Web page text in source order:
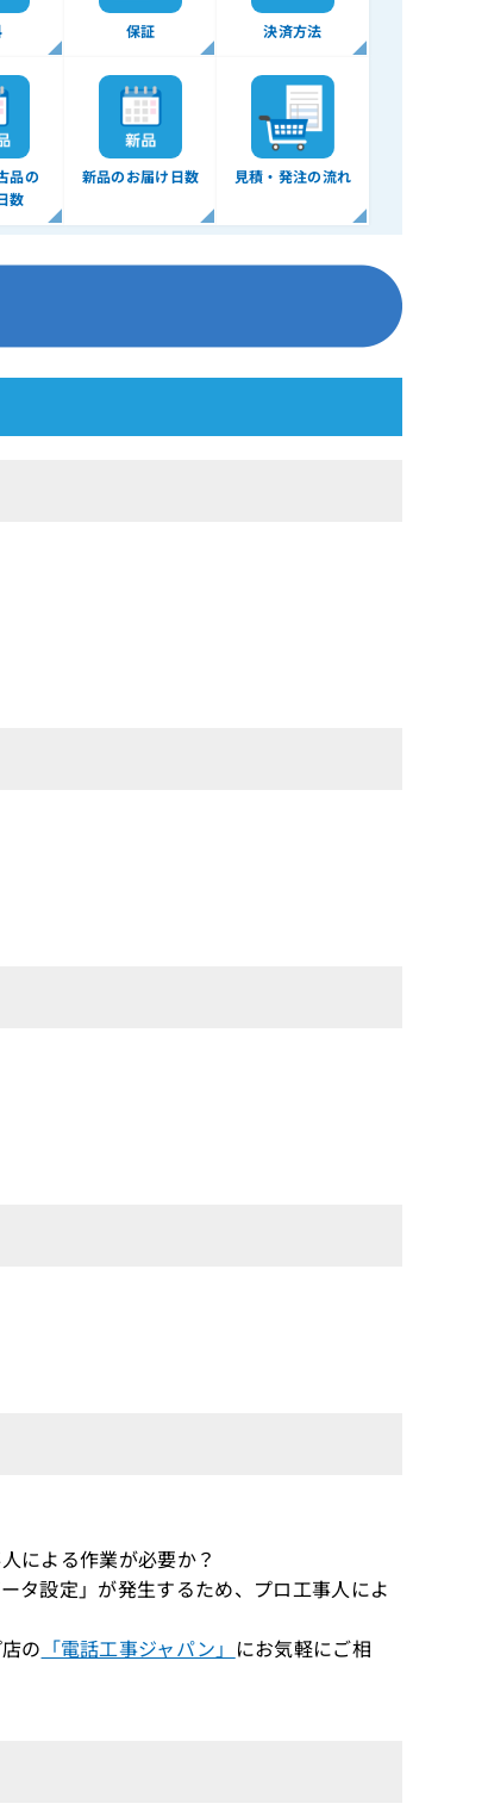
保証 決済方法
品の
数
新品のお届け日数 見積・発注の流れ
による作業が必要か？
設定」が発生するため、プロ工事人によ
の 「電話工事ジャパン」 にお気軽にご相